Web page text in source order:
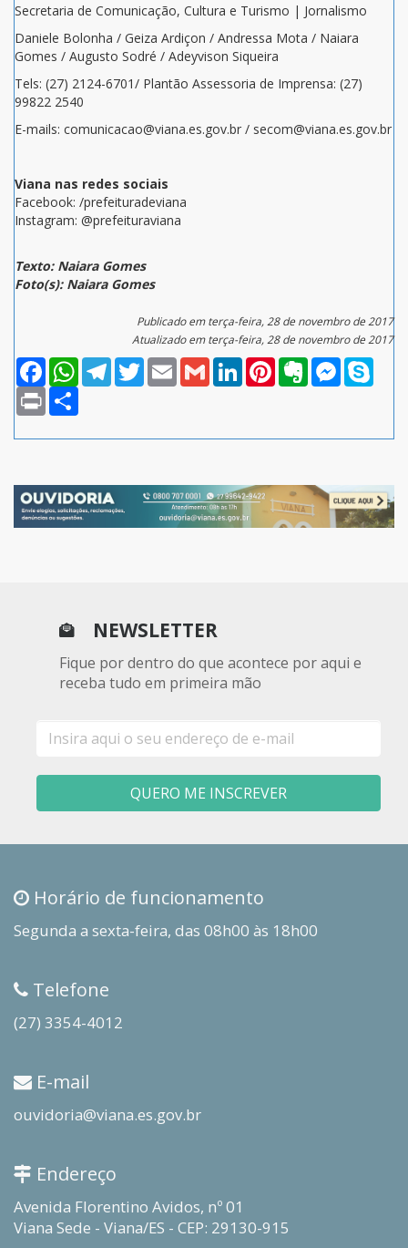
Secretaria de Comunicação, Cultura e Turismo | Jornalismo
Daniele Bolonha / Geiza Ardiçon / Andressa Mota / Naiara
Gomes / Augusto Sodré / Adeyvison Siqueira
Tels: (27) 2124-6701/ Plantão Assessoria de Imprensa: (27)
99822 2540
E-mails: comunicacao@viana.es.gov.br / secom@viana.es.gov.br
Viana nas redes sociais
Facebook: /prefeituradeviana
Instagram: @prefeituraviana
Texto: Naiara Gomes
Foto(s): Naiara Gomes
Publicado em terça-feira, 28 de novembro de 2017
Atualizado em terça-feira, 28 de novembro de 2017
FacebookWhatsAppTelegramTwitterEmail Gmail LinkedInPinterestEvernoteMessenger
Print
NEWSLETTER
Fique por dentro do que acontece por aqui e
receba tudo em primeira mão
mail
QUERO ME INSCREVER
Horário de funcionamento
Segunda a sexta-feira, das 08h00 às 18h00
Telefone
(27) 3354-4012
E-mail
ouvidoria@viana.es.gov.br
Endereço
Avenida Florentino Avidos, nº 01
Viana Sede - Viana/ES - CEP: 29130-915